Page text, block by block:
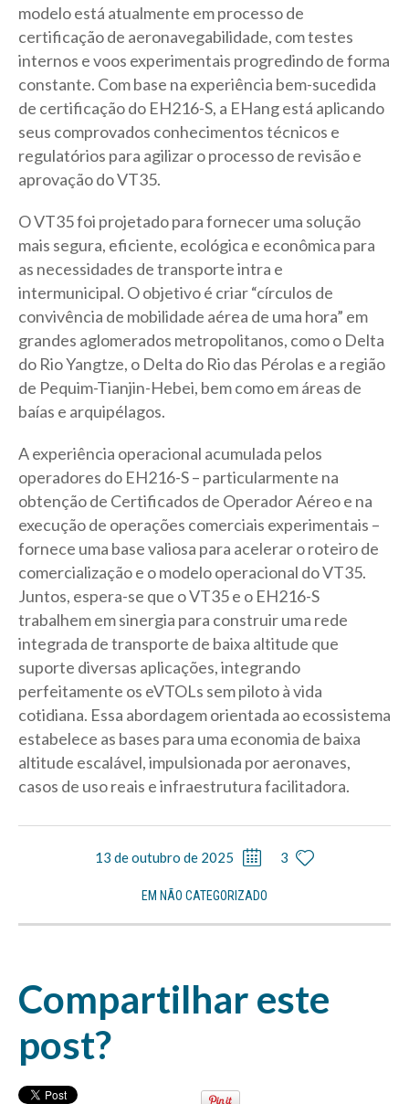
modelo está atualmente em processo de
certificação de aeronavegabilidade, com testes
internos e voos experimentais progredindo de forma
constante. Com base na experiência bem-sucedida
de certificação do EH216-S, a EHang está aplicando
seus comprovados conhecimentos técnicos e
regulatórios para agilizar o processo de revisão e
aprovação do VT35.
O VT35 foi projetado para fornecer uma solução
mais segura, eficiente, ecológica e econômica para
as necessidades de transporte intra e
intermunicipal. O objetivo é criar “círculos de
convivência de mobilidade aérea de uma hora” em
grandes aglomerados metropolitanos, como o Delta
do Rio Yangtze, o Delta do Rio das Pérolas e a região
de Pequim-Tianjin-Hebei, bem como em áreas de
baías e arquipélagos.
A experiência operacional acumulada pelos
operadores do EH216-S – particularmente na
obtenção de Certificados de Operador Aéreo e na
execução de operações comerciais experimentais –
fornece uma base valiosa para acelerar o roteiro de
comercialização e o modelo operacional do VT35.
Juntos, espera-se que o VT35 e o EH216-S
trabalhem em sinergia para construir uma rede
integrada de transporte de baixa altitude que
suporte diversas aplicações, integrando
perfeitamente os eVTOLs sem piloto à vida
cotidiana. Essa abordagem orientada ao ecossistema
estabelece as bases para uma economia de baixa
altitude escalável, impulsionada por aeronaves,
casos de uso reais e infraestrutura facilitadora.
13 de outubro de 2025 3
EM NÃO CATEGORIZADO
Compartilhar este
post?